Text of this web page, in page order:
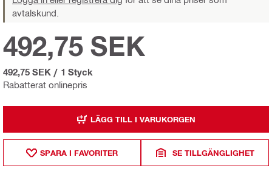
avtalskund.
Rabatterat onlinepris
492,75 SEK
492,75 SEK / 1 Styck
LÄGG TILL I VARUKORGEN
SPARA I FAVORITER SE TILLGÄNGLIGHET